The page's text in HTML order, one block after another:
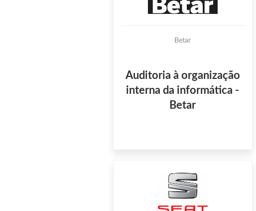
Betar
Auditoria à organização
interna da informática -
Betar